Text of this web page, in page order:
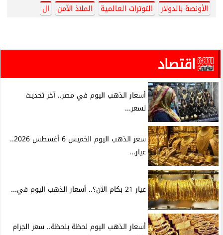
الأونصة بالدولار
التوترات العالمية الملاذ الآمن ال
اقتصاد
أسعار الذهب اليوم في مصر.. آخر تحديث
لسعر...
سعر الذهب اليوم الخميس 6 أغسطس 2026..
عيار...
عيار 21 بكام الآن؟.. أسعار الذهب اليوم في...
أسعار الذهب اليوم لحظة بلحظة.. سعر الجرام